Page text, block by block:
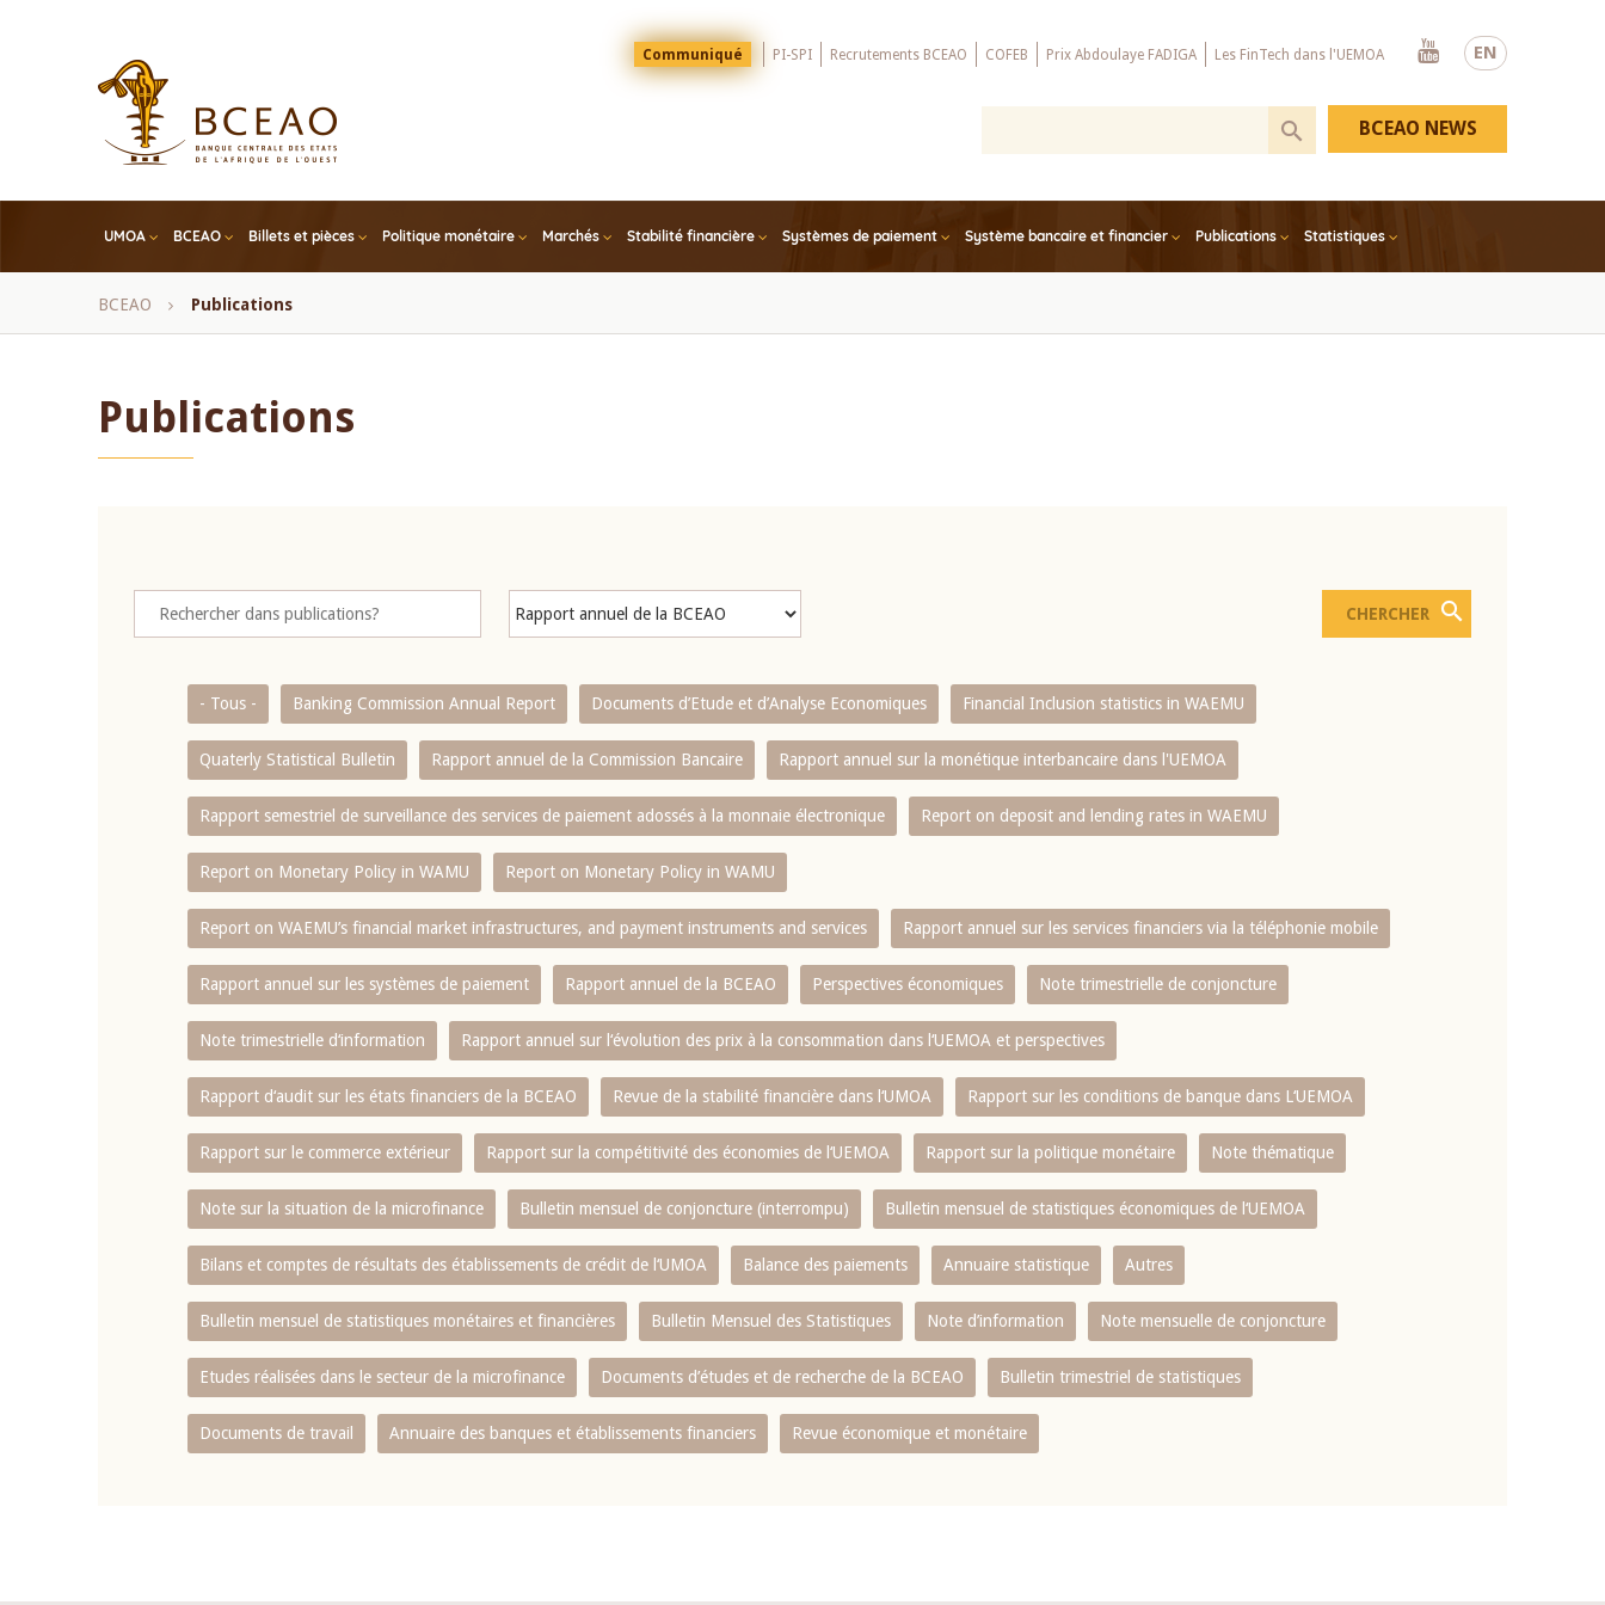
EN
Menu
Top
Communiqué PI-SPI Recrutements BCEAO COFEB Prix Abdoulaye FADIGA Les FinTech dans l'UEMOA
Youtube
UMOA BCEAO Billets et pièces Politique monétaire Marchés Stabilité financière Systèmes de paiement Système bancaire et financier Publications Statistiques
BCEAO NEWS
Fil
BCEAO Publications
Publications
- Tous - Banking Commission Annual Report Documents d’Etude et d’Analyse Economiques Financial Inclusion statistics in WAEMU
Quaterly Statistical Bulletin Rapport annuel de la Commission Bancaire Rapport annuel sur la monétique interbancaire dans l'UEMOA
Rapport semestriel de surveillance des services de paiement adossés à la monnaie électronique Report on deposit and lending rates in WAEMU
Report on Monetary Policy in WAMU Report on Monetary Policy in WAMU
Report on WAEMU’s financial market infrastructures, and payment instruments and services Rapport annuel sur les services financiers via la téléphonie mobile
Rapport annuel sur les systèmes de paiement Rapport annuel de la BCEAO Perspectives économiques Note trimestrielle de conjoncture
Note trimestrielle d‘information Rapport annuel sur l‘évolution des prix à la consommation dans l‘UEMOA et perspectives
Rapport d‘audit sur les états financiers de la BCEAO Revue de la stabilité financière dans l‘UMOA Rapport sur les conditions de banque dans L‘UEMOA
Rapport sur le commerce extérieur Rapport sur la compétitivité des économies de l‘UEMOA Rapport sur la politique monétaire Note thématique
Note sur la situation de la microfinance Bulletin mensuel de conjoncture (interrompu) Bulletin mensuel de statistiques économiques de l‘UEMOA
Bilans et comptes de résultats des établissements de crédit de l‘UMOA Balance des paiements Annuaire statistique Autres
Bulletin mensuel de statistiques monétaires et financières Bulletin Mensuel des Statistiques Note d’information Note mensuelle de conjoncture
Etudes réalisées dans le secteur de la microfinance Documents d’études et de recherche de la BCEAO Bulletin trimestriel de statistiques
Documents de travail Annuaire des banques et établissements financiers Revue économique et monétaire